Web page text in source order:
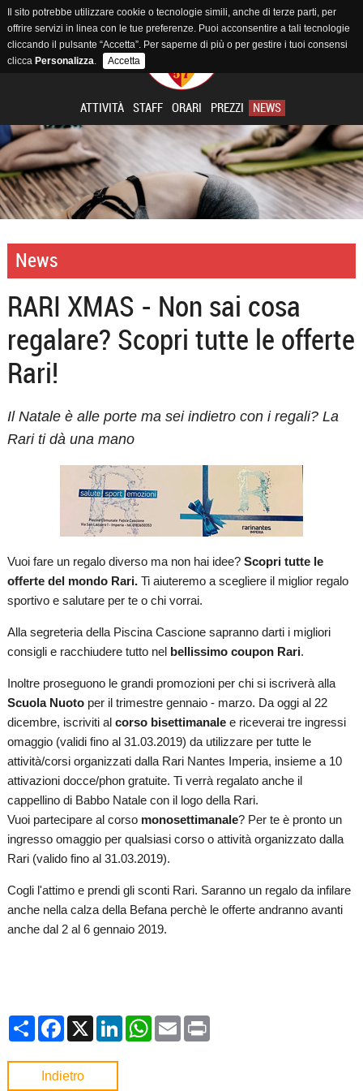
ATTIVITÀ STAFF ORARI PREZZI NEWS
News
RARI XMAS - Non sai cosa
regalare? Scopri tutte le offerte
Rari!
Il Natale è alle porte ma sei indietro con i regali? La
Rari ti dà una mano
Vuoi fare un regalo diverso ma non hai idee?Scopri tutte le
offerte del mondo Rari. Ti aiuteremo a scegliere il miglior regalo
sportivo e salutare per te o chi vorrai.
Alla segreteria della Piscina Cascione sapranno darti i migliori
consigli e racchiudere tutto nel bellissimo coupon Rari.
Inoltre proseguono le grandi promozioni per chi si iscriverà alla
Scuola Nuoto per il trimestre gennaio - marzo. Da oggi al 22
dicembre, iscriviti al corso bisettimanalee riceverai tre ingressi
omaggio (validi fino al 31.03.2019) da utilizzare per tutte le
attività/corsi organizzati dalla Rari Nantes Imperia, insieme a 10
attivazioni docce/phon gratuite. Ti verrà regalato anche il
cappellino di Babbo Natale con il logo della Rari.
Vuoi partecipare al corso monosettimanale? Per te è pronto un
ingresso omaggio per qualsiasi corso o attività organizzato dalla
Rari (valido fino al 31.03.2019).
Cogli l'attimo e prendi gli sconti Rari. Saranno un regalo da infilare
anche nella calza della Befana perchè le offerte andranno avanti
anche dal 2 al 6 gennaio 2019.
CondividiFacebook
X LinkedInWhatsApp
EmailPrint
Indietro
Il sito potrebbe utilizzare cookie o tecnologie simili, anche di terze parti, per
offrire servizi in linea con le tue preferenze. Puoi acconsentire a tali tecnologie
cliccando il pulsante “Accetta”. Per saperne di più o per gestire i tuoi consensi
clicca Personalizza. Accetta